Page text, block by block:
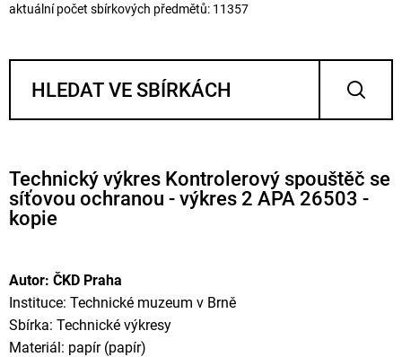
aktuální počet sbírkových předmětů: 11357
Technický výkres Kontrolerový spouštěč se
síťovou ochranou - výkres 2 APA 26503 -
kopie
Autor: ČKD Praha
Instituce: Technické muzeum v Brně
Sbírka: Technické výkresy
Materiál: papír (papír)